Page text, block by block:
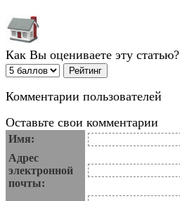
Как Вы оцениваете эту статью?
Комментарии пользователей
Оставьте свои комментарии
Имя:
Адрес
электронной
почты: